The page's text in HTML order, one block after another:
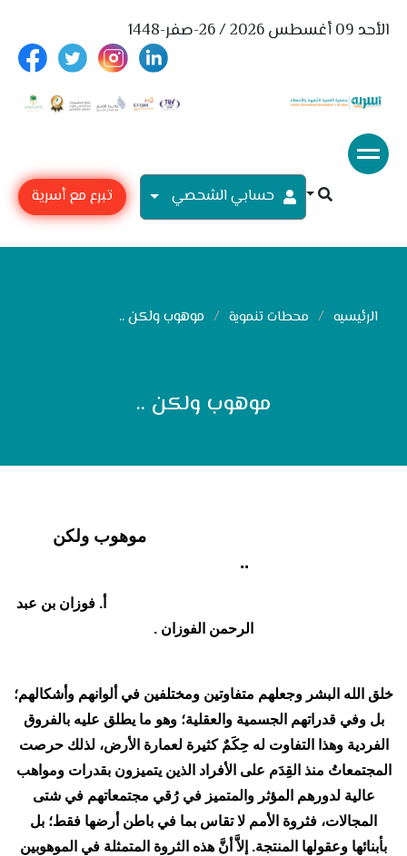
الأحد 09 أغسطس 2026 / 26-صفر-1448
حسابي الشحصي تبرع مع أسرية
الرئيسيه محطات تنموية موهوب ولكن ..
موهوب ولكن ..
موهوب ولكن
..
أ. فوزان بن عبد
الرحمن الفوزان .
خلق الله البشر وجعلهم متفاوتين ومختلفين في ألوانهم وأشكالهم؛
بل وفي قدراتهم الجسمية والعقلية؛ وهو ما يطلق عليه بالفروق
الفردية وهذا التفاوت له حِكَمٌ كثيرة لعمارة الأرض، لذلك حرصت
المجتمعاتُ منذ القِدَم على الأفراد الذين يتميزون بقدرات ومواهب
عالية لدورهم المؤثر والمتميز في رُقي مجتمعاتهم في شتى
المجالات، فثروة الأمم لا تقاس بما في باطن أرضها فقط؛ بل
بأبنائها وعقولها المنتجة. إلاَّ أنَّ هذه الثروة المتمثلة في الموهوبين